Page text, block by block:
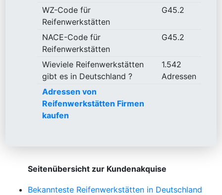
WZ-Code für
Reifenwerkstätten
G45.2
NACE-Code für
Reifenwerkstätten
G45.2
Wieviele Reifenwerkstätten
gibt es in Deutschland ?
1.542
Adressen
Adressen von
Reifenwerkstätten Firmen
kaufen
Seitenübersicht zur Kundenakquise
Bekannteste Reifenwerkstätten in Deutschland